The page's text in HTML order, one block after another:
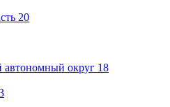
20
округ 18